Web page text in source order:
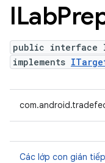
ILab
public interface
implements
Các lớp con gián